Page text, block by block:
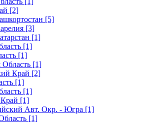
[2]
[5]
[3]
[1]
[1]
[1]
Область [1]
Край [2]
[1]
[1]
[1]
Авт. Окр. - Югра [1]
[1]